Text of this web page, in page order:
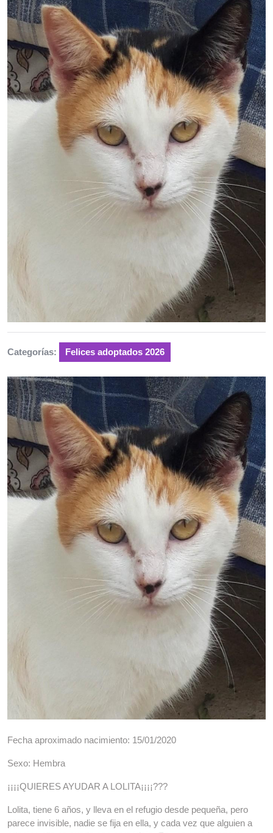
Categorías: Felices adoptados 2026
Fecha aproximado nacimiento: 15/01/2020
Sexo: Hembra
¡¡¡¡QUIERES AYUDAR A LOLITA¡¡¡¡???
Lolita, tiene 6 años, y lleva en el refugio desde pequeña, pero
parece invisible, nadie se fija en ella, y cada vez que alguien a